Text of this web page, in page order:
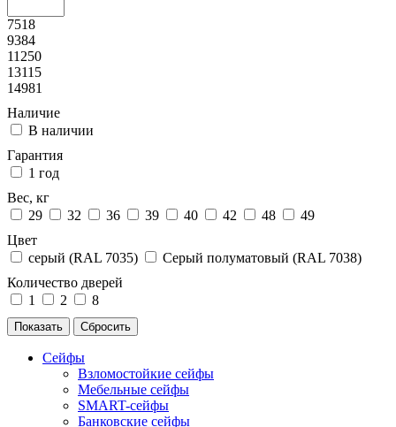
7518
9384
11250
13115
14981
Наличие
В наличии
Гарантия
1 год
Вес, кг
29
32 36 39 40 42 48
49
Цвет
серый (RAL 7035)
Серый полуматовый (RAL 7038)
Количество дверей
1
2 8
Сейфы
Взломостойкие сейфы
Мебельные сейфы
SMART-сейфы
Банковские сейфы